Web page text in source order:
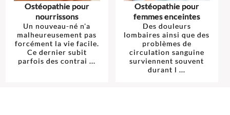
Ostéopathie pour
nourrissons
Un nouveau-né n'a
malheureusement pas
forcément la vie facile.
Ce dernier subit
parfois des contrai ...
Ostéopathie pour
femmes enceintes
Des douleurs
lombaires ainsi que des
problèmes de
circulation sanguine
surviennent souvent
durant l ...